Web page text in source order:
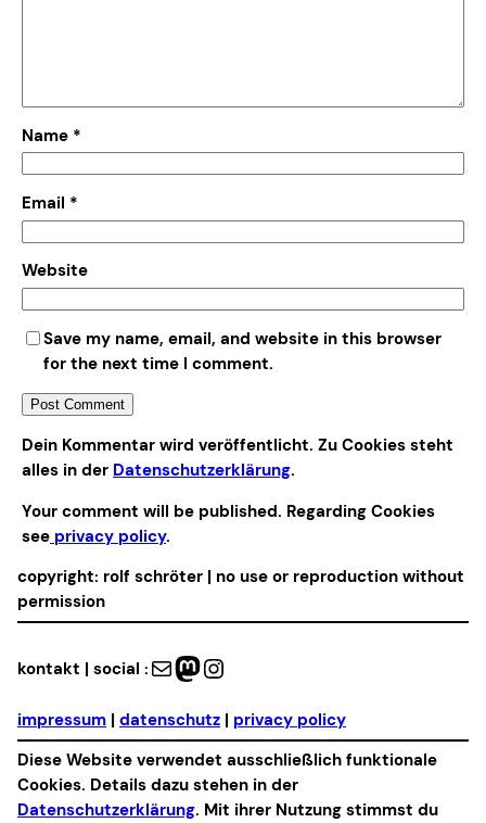
Name *
Email *
Website
Save my name, email, and website in this browser
for the next time I comment.
Alternative:
Dein Kommentar wird veröffentlicht. Zu Cookies steht
alles in der Datenschutzerklärung.
Your comment will be published. Regarding Cookies
see privacy policy.
copyright: rolf schröter | no use or reproduction without
permission
kontakt | social : Mail Mastodon Instagram
impressum | datenschutz | privacy policy
Diese Website verwendet ausschließlich funktionale
Cookies. Details dazu stehen in der
Datenschutzerklärung. Mit ihrer Nutzung stimmst du